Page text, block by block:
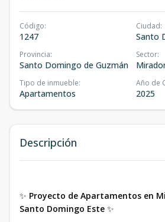
Código:
1247
Ciudad:
Santo
Provincia:
Santo Domingo de Guzmán
Sector:
Tipo de inmueble:
Apartamentos
Año de
2025
Descripción
✨ Proyecto de Apartamentos en
Santo Domingo Este ✨